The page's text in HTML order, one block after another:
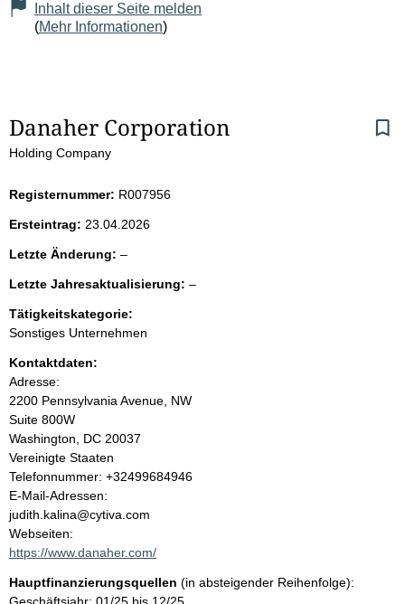
Inhalt dieser Seite melden
(Mehr Informationen)
S
e
i
t
e
n
i
n
h
a
l
t
Danaher Corporation
Holding Company
Registernummer: R007956
Ersteintrag: 23.04.2026
Letzte Änderung: –l
e
r
Letzte Jahresaktualisierung: –l
Tätigkeitskategorie:
Sonstiges Unternehmen
Kontaktdaten:
Adresse:
2200 Pennsylvania Avenue, NW
Suite 800W
Washington, DC 20037
Vereinigte Staaten
K
o
n
t
a
t
Telefonnummer: +32499684946
E-Mail-Adressen:
judith.kalina@cytiva.com
Webseiten:
https://www.danaher.com/
Hauptfinanzierungsquellen (in absteigender Reihenfolge):